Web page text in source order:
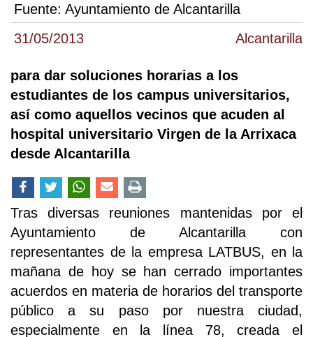
31/05/2013 Alcantarilla
Fuente: Ayuntamiento de Alcantarilla
para dar soluciones horarias a los
estudiantes de los campus universitarios,
así como aquellos vecinos que acuden al
hospital universitario Virgen de la Arrixaca
desde Alcantarilla
Tras diversas reuniones mantenidas por el
Ayuntamiento de Alcantarilla con
representantes de la empresa LATBUS, en la
mañana de hoy se han cerrado importantes
acuerdos en materia de horarios del transporte
público a su paso por nuestra ciudad,
especialmente en la línea 78, creada el